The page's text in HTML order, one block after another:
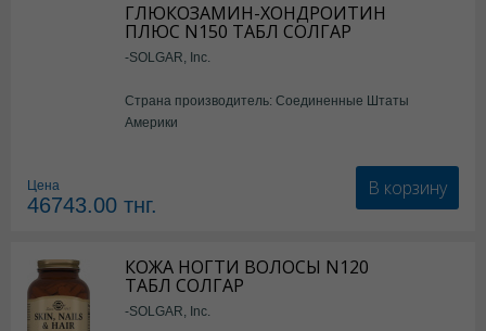
ГЛЮКОЗАМИН-ХОНДРОИТИН
ПЛЮС N150 ТАБЛ СОЛГАР
-SOLGAR, Inc.
Страна производитель: Соединенные Штаты
Америки
Цена
46743.00 тнг.
В корзину
КОЖА НОГТИ ВОЛОСЫ N120
ТАБЛ СОЛГАР
-SOLGAR, Inc.